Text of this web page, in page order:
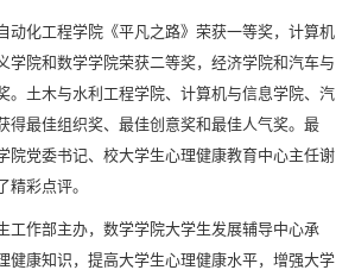
动化工程学院《平凡之路》荣获一等奖，计算机
学院和数学学院荣获二等奖，经济学院和汽车与
。土木与水利工程学院、计算机与信息学院、汽
得最佳组织奖、最佳创意奖和最佳人气奖。最
院党委书记、校大学生心理健康教育中心主任谢
精彩点评。
工作部主办，数学学院大学生发展辅导中心承
健康知识，提高大学生心理健康水平，增强大学